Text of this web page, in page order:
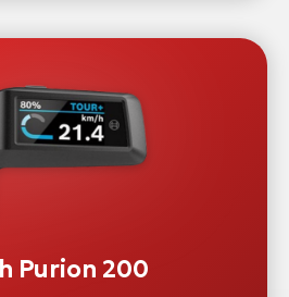
Purion 200